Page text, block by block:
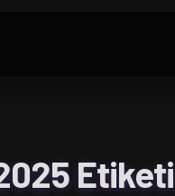
Etiketi